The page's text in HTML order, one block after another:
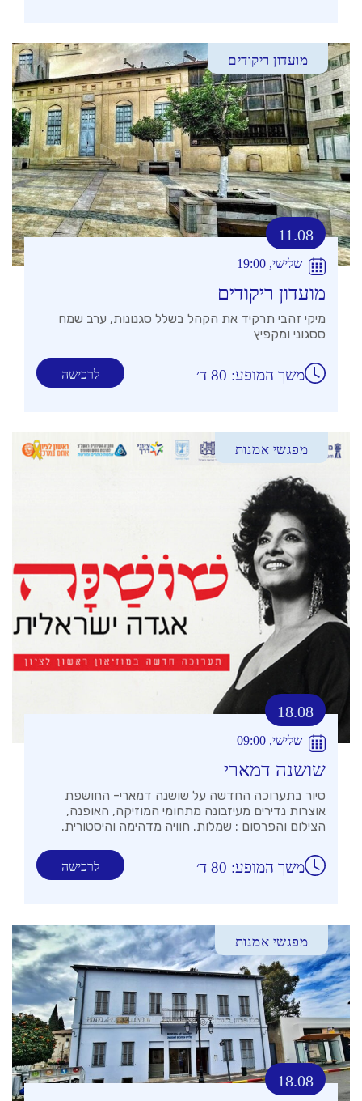
מועדון ריקודים
11.08
שלישי, 19:00
מועדון ריקודים
מיקי זהבי תרקיד את הקהל בשלל סגנונות, ערב שמח
ססגוני ומקפיץ
לרכישה משך המופע: 80 ד׳
מפגשי אמנות
18.08
שלישי, 09:00
שושנה דמארי
סיור בתערוכה החדשה על שושנה דמארי- החושפת
אוצרות נדירים מעיזבונה מתחומי המוזיקה, האופנה,
הצילום והפרסום : שמלות. חוויה מדהימה והיסטורית.
לרכישה משך המופע: 80 ד׳
מפגשי אמנות
18.08